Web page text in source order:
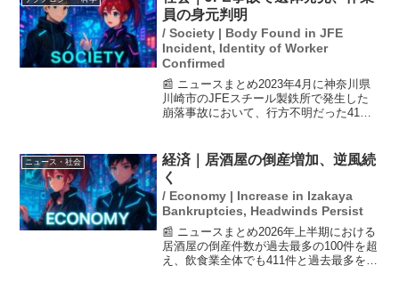
はSN...
員の身元判明
/ Society | Body Found in JFE
Incident, Identity of Worker
Confirmed
📰 ニュースまとめ2023年4月に神奈川県
川崎市のJFEスチール製鉄所で発生した
崩落事故において、行方不明だった41歳
が行方不明になっていました。発見され
た遺体の死因...
ニュース・社会
経済｜居酒屋の倒産増加、逆風続
く
/ Economy | Increase in Izakaya
Bankruptcies, Headwinds Persist
📰 ニュースまとめ2026年上半期における
居酒屋の倒産件数が過去最多の100件を超
え、飲食業全体でも411件と過去最多を記